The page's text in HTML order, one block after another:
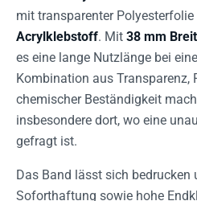
mit transparenter Polyesterfolie
Acrylklebstoff. Mit 38 mm
es eine lange Nutzlänge bei
Kombination aus Transparenz,
chemischer Beständigkeit
insbesondere dort, wo eine
gefragt ist.
Das Band lässt sich bedrucken
Soforthaftung sowie hohe